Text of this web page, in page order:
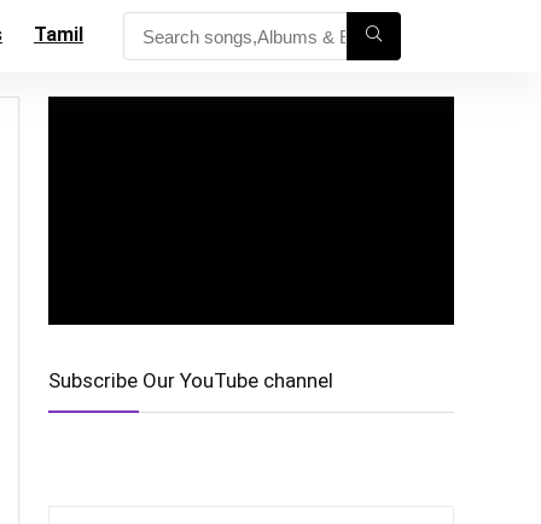
Tamil
Subscribe Our YouTube channel